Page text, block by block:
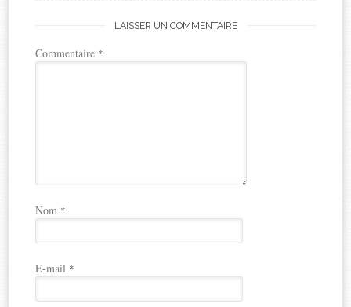
LAISSER UN COMMENTAIRE
Commentaire *
Nom *
E-mail *